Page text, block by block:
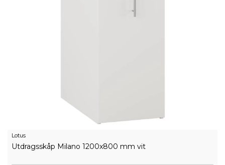
Lotus
Utdragsskåp Milano 1200x800 mm vit